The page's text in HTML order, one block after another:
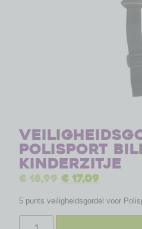
Polisport
kinderzitje
€18,99 €17,09
5 punts veiligheidsgordel voor